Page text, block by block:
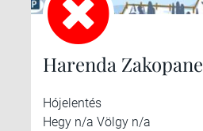
Harenda Zakopane
Hójelentés
Hegy n/a Völgy n/a